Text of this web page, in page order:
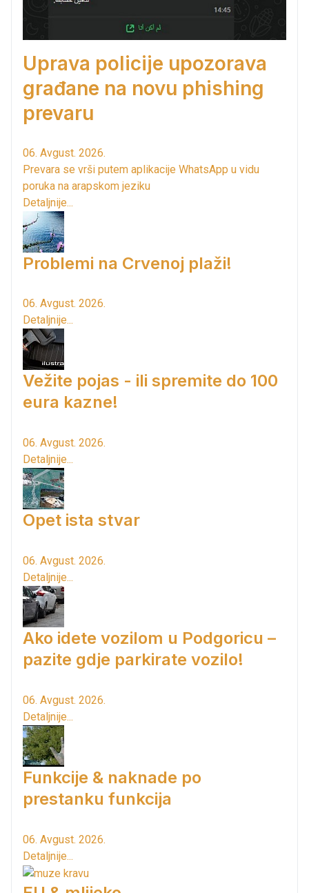
Uprava policije upozorava
građane na novu phishing
prevaru
06. Avgust. 2026.
Prevara se vrši putem aplikacije WhatsApp u vidu
poruka na arapskom jeziku
Detaljnije...
Problemi na Crvenoj plaži!
06. Avgust. 2026.
Detaljnije...
Vežite pojas - ili spremite do 100
eura kazne!
06. Avgust. 2026.
Detaljnije...
Opet ista stvar
06. Avgust. 2026.
Detaljnije...
Ako idete vozilom u Podgoricu –
pazite gdje parkirate vozilo!
06. Avgust. 2026.
Detaljnije...
Funkcije & naknade po
prestanku funkcija
06. Avgust. 2026.
Detaljnije...